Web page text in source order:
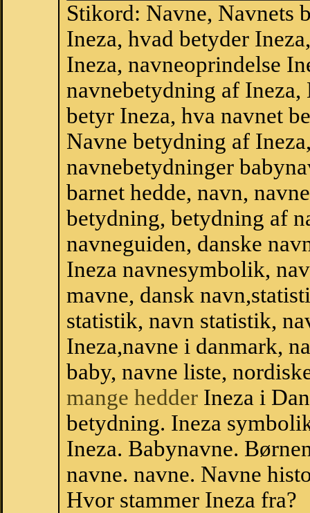
Stikord: Navne, Navnets
Ineza, hvad betyder
Ineza, navneoprindelse
navnebetydning af
betyr Ineza, hva navnet
Navne betydning af
navnebetydninger
barnet hedde, navn,
betydning, betydning af
navneguiden, danske
Ineza navnesymbolik,
mavne, dansk
statistik, navn statistik,
Ineza,navne i danmark,
baby, navne liste,
mange hedder Ineza i
betydning. Ineza
Ineza. Babynavne.
navne. navne. Navne
Hvor stammer Ineza fra?